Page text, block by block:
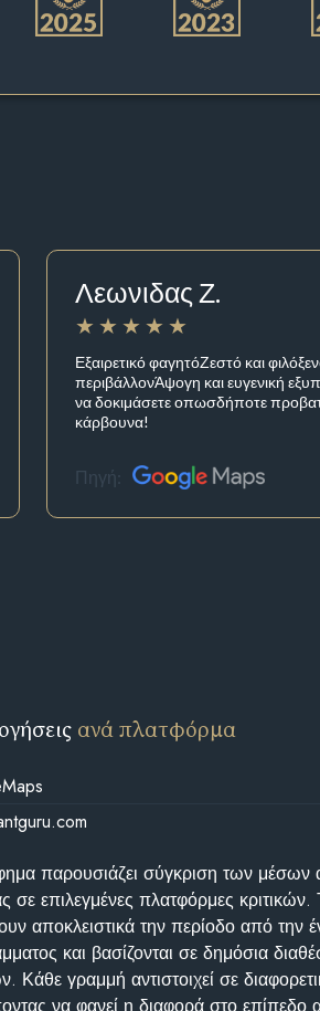
Λεωνιδας Ζ.
Εξαιρετικό φαγητόΖεστό και
περιβάλλονΆψογη και ευγενική
να δοκιμάσετε οπωσδήποτε
κάρβουνα!
Πηγή:
ανά πλατφόρμα
παρουσιάζει σύγκριση των μέσων
σε επιλεγμένες πλατφόρμες
αποκλειστικά την περίοδο από την
και βασίζονται σε δημόσια
Κάθε γραμμή αντιστοιχεί σε